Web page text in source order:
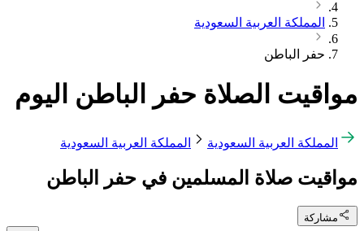
المملكة العربية السعودية
حفر الباطن
مواقيت الصلاة حفر الباطن اليوم
المملكة العربية السعودية المملكة العربية السعودية
مواقيت صلاة المسلمين في حفر الباطن
مشاركة